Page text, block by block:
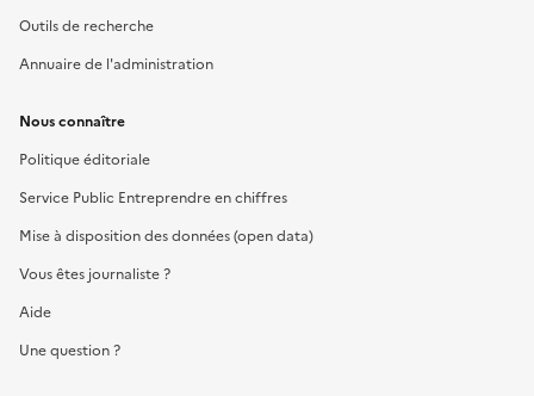
Outils de recherche
Annuaire de l'administration
Nous connaître
Politique éditoriale
Service Public Entreprendre en chiffres
Mise à disposition des données (open data)
Vous êtes journaliste ?
Aide
Une question ?